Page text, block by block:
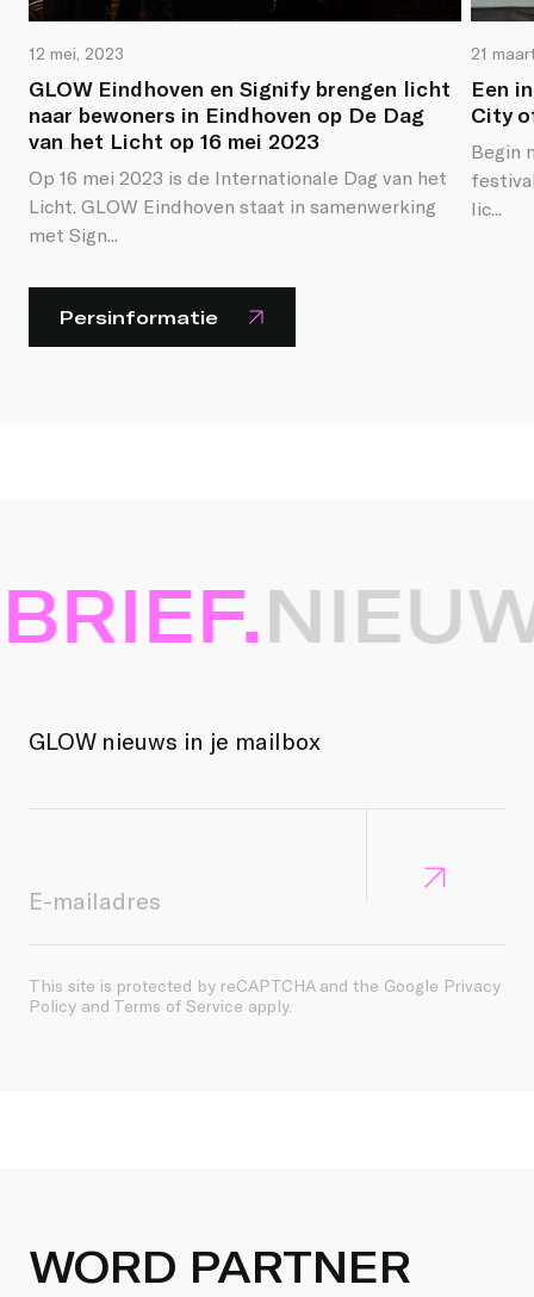
12 mei, 2023
GLOW Eindhoven en Signify brengen licht
naar bewoners in Eindhoven op De Dag
van het Licht op 16 mei 2023
Op 16 mei 2023 is de Internationale Dag van het
Licht. GLOW Eindhoven staat in samenwerking
met Sign...
21
Een
City
Begin
lic...
Persinformatie
GLOW nieuws in je mailbox
This site is protected by reCAPTCHA and the Google Privacy
Policy and Terms of Service apply.
WORD PARTNER